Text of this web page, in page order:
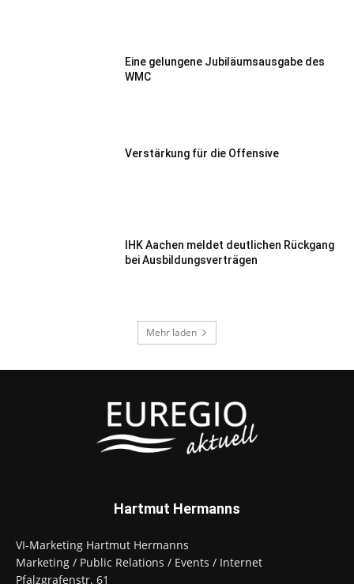
Eine gelungene Jubiläumsausgabe des
WMC
Verstärkung für die Offensive
IHK Aachen meldet deutlichen Rückgang
bei Ausbildungsverträgen
Mehr laden
Hartmut Hermanns
VI-Marketing Hartmut Hermanns
Marketing / Public Relations / Events / Internet
Pfalzgrafenstr. 61